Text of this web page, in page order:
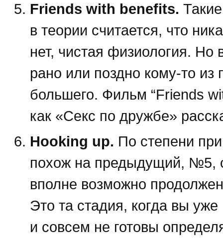
Friends with benefits.
в теории считается, что
нет, чистая физиология. Но
рано или поздно кому-то из
большего. Фильм “Friends
как «Секс по дружбе»
Hooking up. По степени
похож на предыдущий, №5, с
вполне возможно
Это та стадия, когда вы
и совсем не готовы